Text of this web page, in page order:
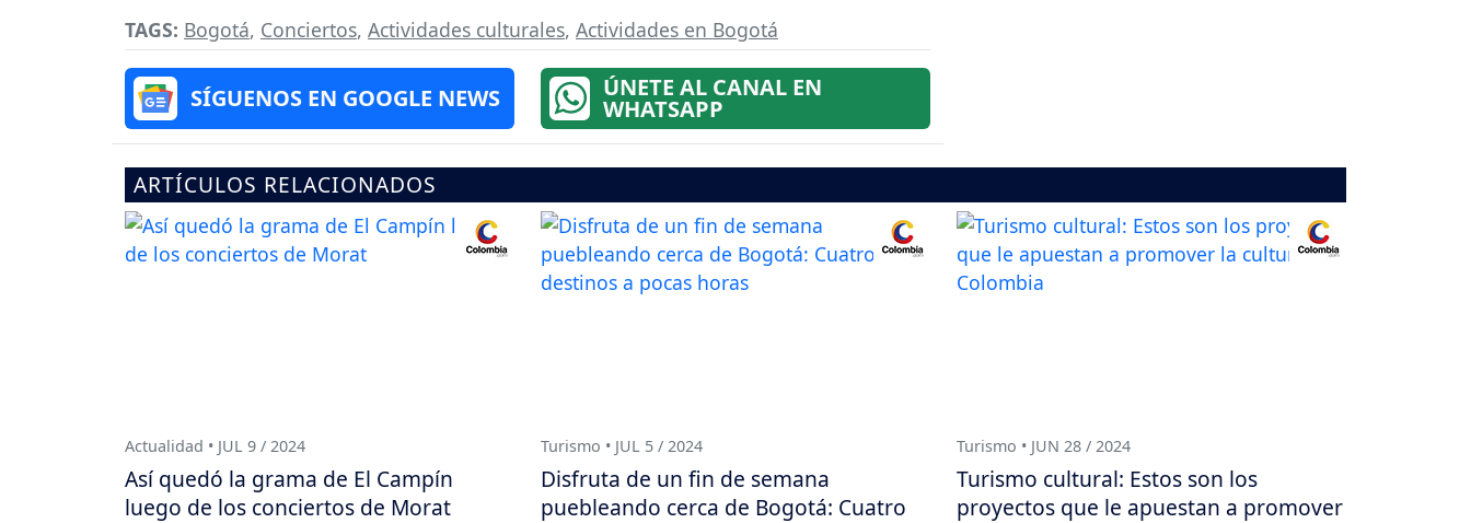
TAGS: Bogotá, Conciertos, Actividades culturales, Actividades en Bogotá
SÍGUENOS EN GOOGLE NEWS ÚNETE AL CANAL EN
WHATSAPP
ARTÍCULOS RELACIONADOS
Actualidad • JUL 9 / 2024
Así quedó la grama de El Campín
luego de los conciertos de Morat
Turismo • JUL 5 / 2024
Disfruta de un fin de semana
puebleando cerca de Bogotá: Cuatro
Turismo • JUN 28 / 2024
Turismo cultural: Estos son los
proyectos que le apuestan a promover